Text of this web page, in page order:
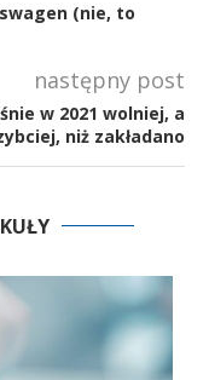
(nie, to
następny post
w 2021 wolniej, a
niż zakładano